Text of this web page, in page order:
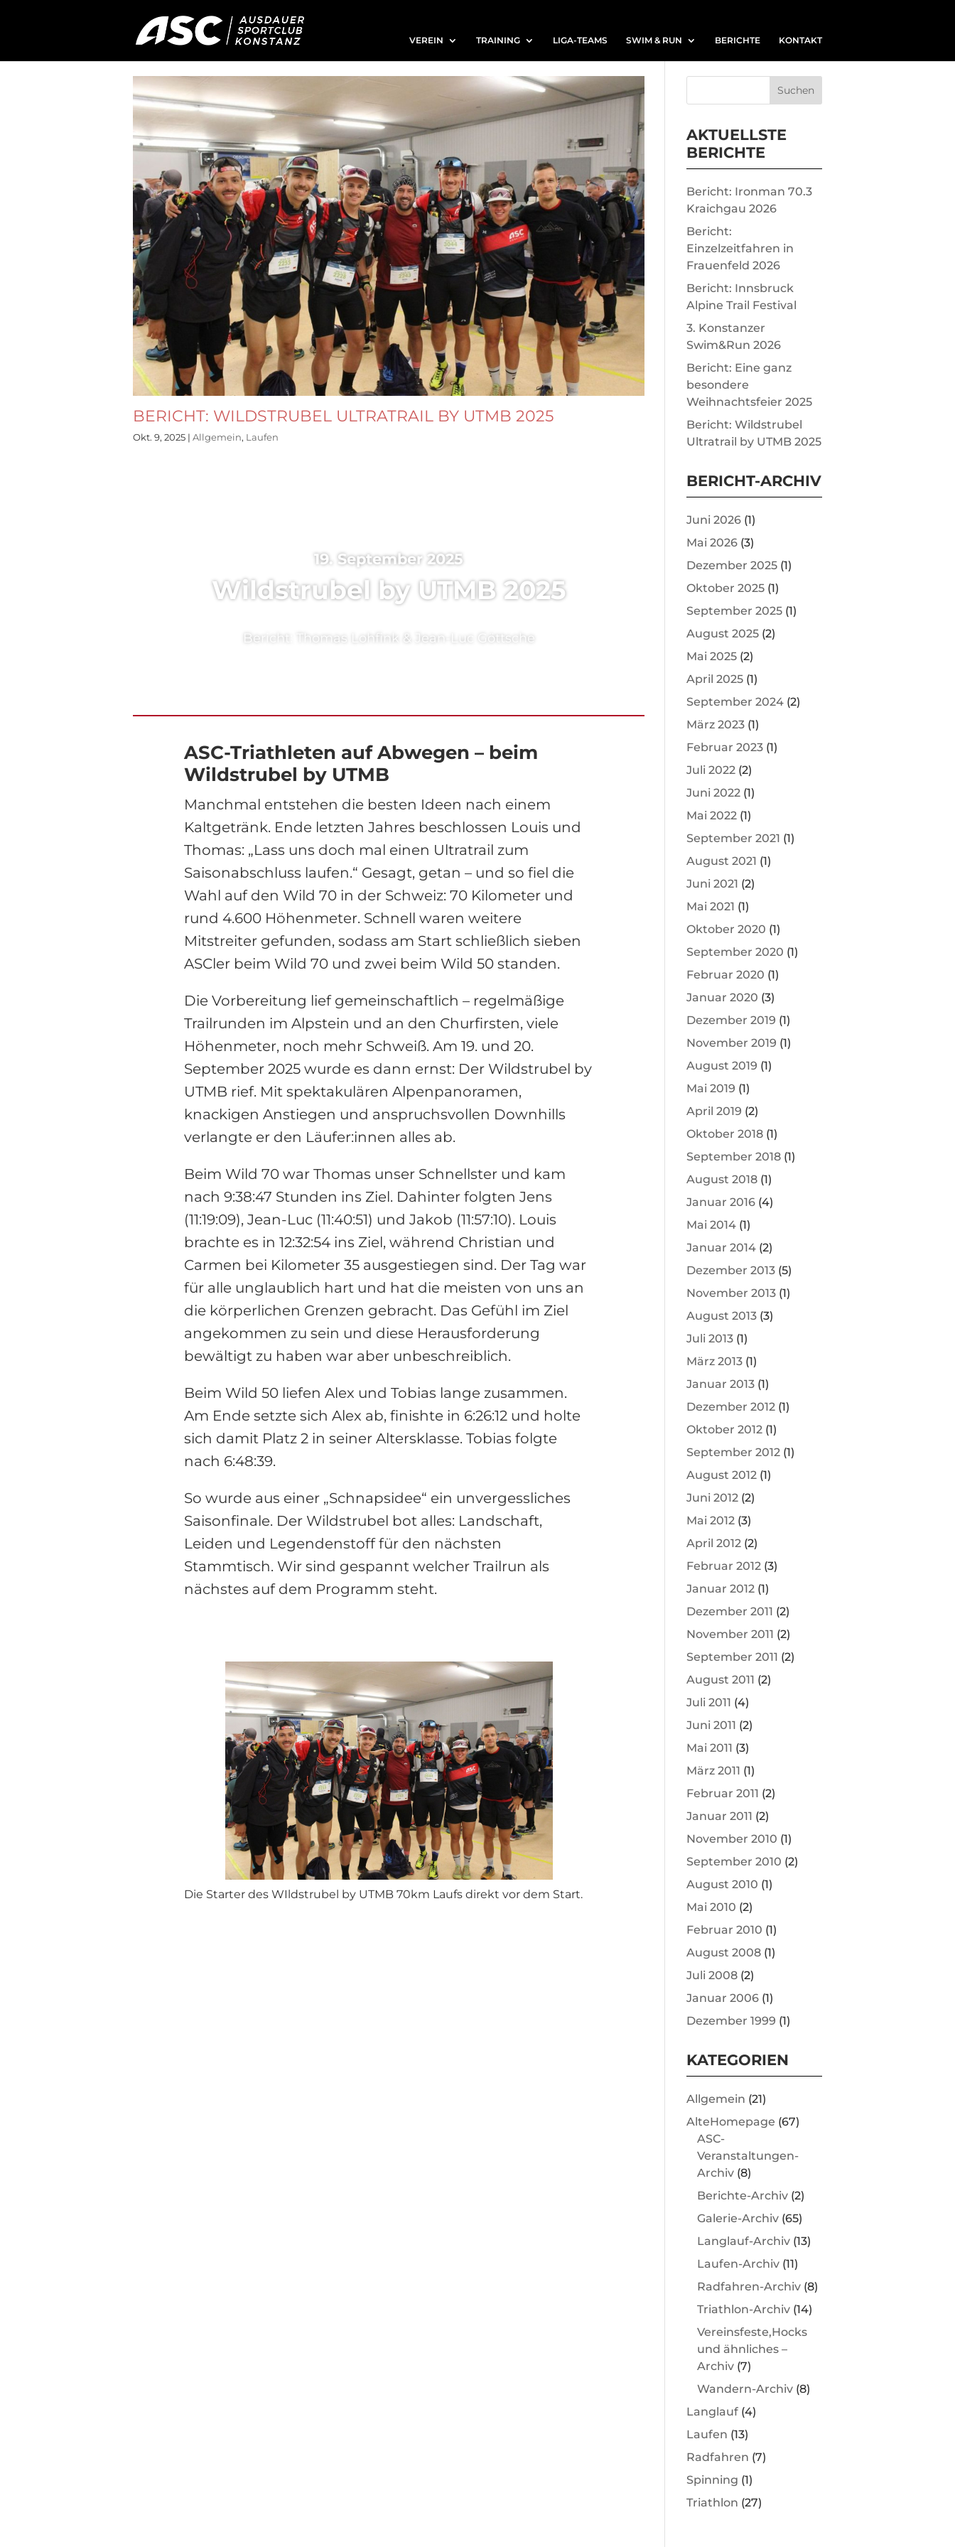
VEREIN TRAINING LIGA-TEAMS SWIM & RUN BERICHTE KONTAKT
BERICHT: WILDSTRUBEL ULTRATRAIL BY UTMB 2025
Okt. 9, 2025 | Allgemein, Laufen
19. September 2025
Wildstrubel by UTMB 2025
Bericht: Thomas Lohfink & Jean-Luc Göttsche
ASC-Triathleten auf Abwegen – beim
Wildstrubel by UTMB
Manchmal entstehen die besten Ideen nach einem
Kaltgetränk. Ende letzten Jahres beschlossen Louis und
Thomas: „Lass uns doch mal einen Ultratrail zum
Saisonabschluss laufen.“ Gesagt, getan – und so fiel die
Wahl auf den Wild 70 in der Schweiz: 70 Kilometer und
rund 4.600 Höhenmeter. Schnell waren weitere
Mitstreiter gefunden, sodass am Start schließlich sieben
ASCler beim Wild 70 und zwei beim Wild 50 standen.
Die Vorbereitung lief gemeinschaftlich – regelmäßige
Trailrunden im Alpstein und an den Churfirsten, viele
Höhenmeter, noch mehr Schweiß. Am 19. und 20.
September 2025 wurde es dann ernst: Der Wildstrubel by
UTMB rief. Mit spektakulären Alpenpanoramen,
knackigen Anstiegen und anspruchsvollen Downhills
verlangte er den Läufer:innen alles ab.
Beim Wild 70 war Thomas unser Schnellster und kam
nach 9:38:47 Stunden ins Ziel. Dahinter folgten Jens
(11:19:09), Jean-Luc (11:40:51) und Jakob (11:57:10). Louis
brachte es in 12:32:54 ins Ziel, während Christian und
Carmen bei Kilometer 35 ausgestiegen sind. Der Tag war
für alle unglaublich hart und hat die meisten von uns an
die körperlichen Grenzen gebracht. Das Gefühl im Ziel
angekommen zu sein und diese Herausforderung
bewältigt zu haben war aber unbeschreiblich.
Beim Wild 50 liefen Alex und Tobias lange zusammen.
Am Ende setzte sich Alex ab, finishte in 6:26:12 und holte
sich damit Platz 2 in seiner Altersklasse. Tobias folgte
nach 6:48:39.
So wurde aus einer „Schnapsidee“ ein unvergessliches
Saisonfinale. Der Wildstrubel bot alles: Landschaft,
Leiden und Legendenstoff für den nächsten
Stammtisch. Wir sind gespannt welcher Trailrun als
nächstes auf dem Programm steht.
Die Starter des WIldstrubel by UTMB 70km Laufs direkt vor dem Start.
AKTUELLSTE
BERICHTE
Bericht: Ironman 70.3
Kraichgau 2026
Bericht:
Einzelzeitfahren in
Frauenfeld 2026
Bericht: Innsbruck
Alpine Trail Festival
3. Konstanzer
Swim&Run 2026
Bericht: Eine ganz
besondere
Weihnachtsfeier 2025
Bericht: Wildstrubel
Ultratrail by UTMB 2025
BERICHT-ARCHIV
Juni 2026 (1)
Mai 2026 (3)
Dezember 2025 (1)
Oktober 2025 (1)
September 2025 (1)
August 2025 (2)
Mai 2025 (2)
April 2025 (1)
September 2024 (2)
März 2023 (1)
Februar 2023 (1)
Juli 2022 (2)
Juni 2022 (1)
Mai 2022 (1)
September 2021 (1)
August 2021 (1)
Juni 2021 (2)
Mai 2021 (1)
Oktober 2020 (1)
September 2020 (1)
Februar 2020 (1)
Januar 2020 (3)
Dezember 2019 (1)
November 2019 (1)
August 2019 (1)
Mai 2019 (1)
April 2019 (2)
Oktober 2018 (1)
September 2018 (1)
August 2018 (1)
Januar 2016 (4)
Mai 2014 (1)
Januar 2014 (2)
Dezember 2013 (5)
November 2013 (1)
August 2013 (3)
Juli 2013 (1)
März 2013 (1)
Januar 2013 (1)
Dezember 2012 (1)
Oktober 2012 (1)
September 2012 (1)
August 2012 (1)
Juni 2012 (2)
Mai 2012 (3)
April 2012 (2)
Februar 2012 (3)
Januar 2012 (1)
Dezember 2011 (2)
November 2011 (2)
September 2011 (2)
August 2011 (2)
Juli 2011 (4)
Juni 2011 (2)
Mai 2011 (3)
März 2011 (1)
Februar 2011 (2)
Januar 2011 (2)
November 2010 (1)
September 2010 (2)
August 2010 (1)
Mai 2010 (2)
Februar 2010 (1)
August 2008 (1)
Juli 2008 (2)
Januar 2006 (1)
Dezember 1999 (1)
KATEGORIEN
Allgemein (21)
AlteHomepage (67)
ASC-
Veranstaltungen-
Archiv (8)
Berichte-Archiv (2)
Galerie-Archiv (65)
Langlauf-Archiv (13)
Laufen-Archiv (11)
Radfahren-Archiv (8)
Triathlon-Archiv (14)
Vereinsfeste,Hocks
und ähnliches –
Archiv (7)
Wandern-Archiv (8)
Langlauf (4)
Laufen (13)
Radfahren (7)
Spinning (1)
Triathlon (27)